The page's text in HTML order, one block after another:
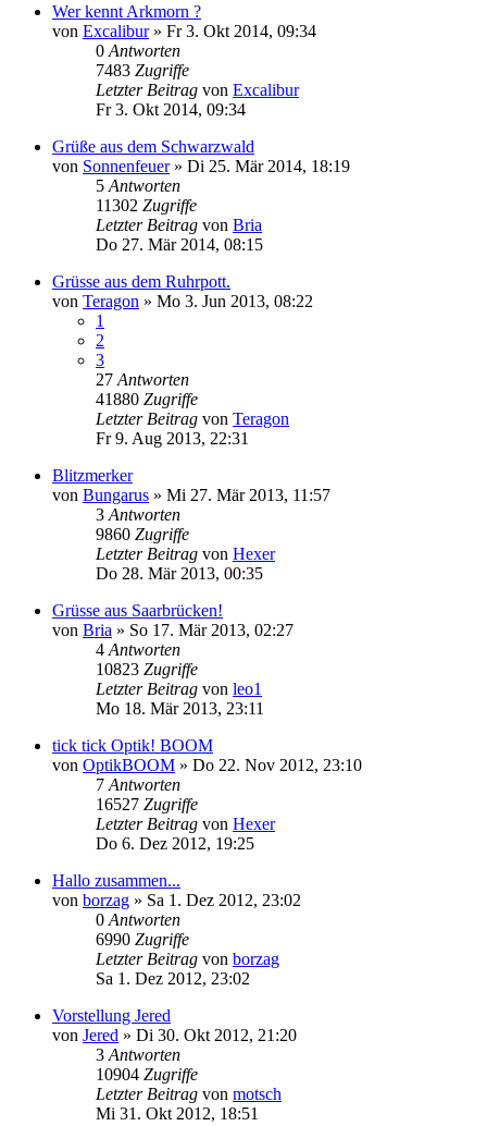
Wer kennt Arkmorn ?
von Excalibur» Fr 3. Okt 2014, 09:34
0 Antworten
7483 Zugriffe
Letzter Beitrag von Excalibur
Fr 3. Okt 2014, 09:34
Grüße aus dem Schwarzwald
von Sonnenfeuer» Di 25. Mär 2014, 18:19
5 Antworten
11302 Zugriffe
Letzter Beitrag von Bria
Do 27. Mär 2014, 08:15
Grüsse aus dem Ruhrpott.
von Teragon » Mo 3. Jun 2013, 08:22
1
2
3
27 Antworten
41880 Zugriffe
Letzter Beitrag von Teragon
Fr 9. Aug 2013, 22:31
Blitzmerker
von Bungarus » Mi 27. Mär 2013, 11:57
3 Antworten
9860 Zugriffe
Letzter Beitrag von Hexer
Do 28. Mär 2013, 00:35
Grüsse aus Saarbrücken!
von Bria » So 17. Mär 2013, 02:27
4 Antworten
10823 Zugriffe
Letzter Beitrag von leo1
Mo 18. Mär 2013, 23:11
tick tick Optik! BOOM
von OptikBOOM » Do 22. Nov 2012, 23:10
7 Antworten
16527 Zugriffe
Letzter Beitrag von Hexer
Do 6. Dez 2012, 19:25
Hallo zusammen...
von borzag » Sa 1. Dez 2012, 23:02
0 Antworten
6990 Zugriffe
Letzter Beitrag von borzag
Sa 1. Dez 2012, 23:02
Vorstellung Jered
von Jered » Di 30. Okt 2012, 21:20
3 Antworten
10904 Zugriffe
Letzter Beitrag von motsch
Mi 31. Okt 2012, 18:51